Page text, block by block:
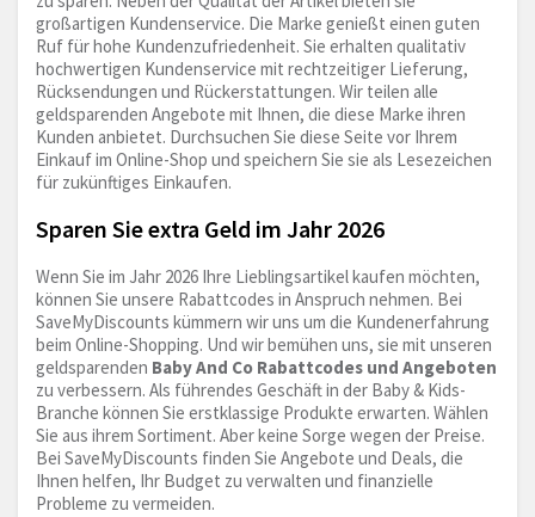
großartigen Kundenservice. Die Marke genießt einen guten
Ruf für hohe Kundenzufriedenheit. Sie erhalten qualitativ
hochwertigen Kundenservice mit rechtzeitiger Lieferung,
Rücksendungen und Rückerstattungen. Wir teilen alle
geldsparenden Angebote mit Ihnen, die diese Marke ihren
Kunden anbietet. Durchsuchen Sie diese Seite vor Ihrem
Einkauf im Online-Shop und speichern Sie sie als Lesezeichen
für zukünftiges Einkaufen.
Sparen Sie extra Geld im Jahr 2026
Wenn Sie im Jahr 2026 Ihre Lieblingsartikel kaufen möchten,
können Sie unsere Rabattcodes in Anspruch nehmen. Bei
SaveMyDiscounts kümmern wir uns um die Kundenerfahrung
beim Online-Shopping. Und wir bemühen uns, sie mit unseren
geldsparenden Baby And Co Rabattcodes und Angeboten
zu verbessern. Als führendes Geschäft in der Baby & Kids-
Branche können Sie erstklassige Produkte erwarten. Wählen
Sie aus ihrem Sortiment. Aber keine Sorge wegen der Preise.
Bei SaveMyDiscounts finden Sie Angebote und Deals, die
Ihnen helfen, Ihr Budget zu verwalten und finanzielle
Probleme zu vermeiden.